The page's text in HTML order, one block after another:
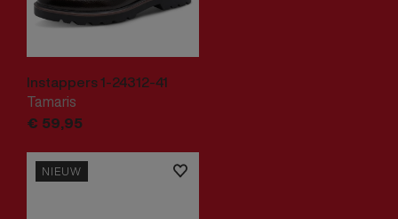
Instappers 1-24312-41
Tamaris
€ 59,95
NIEUW